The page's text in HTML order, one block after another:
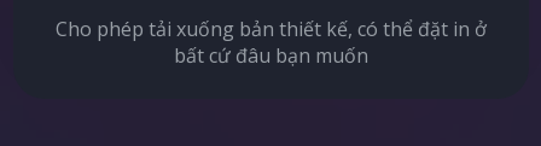
Cho phép tải xuống bản thiết kế, có thể đặt in ở
bất cứ đâu bạn muốn